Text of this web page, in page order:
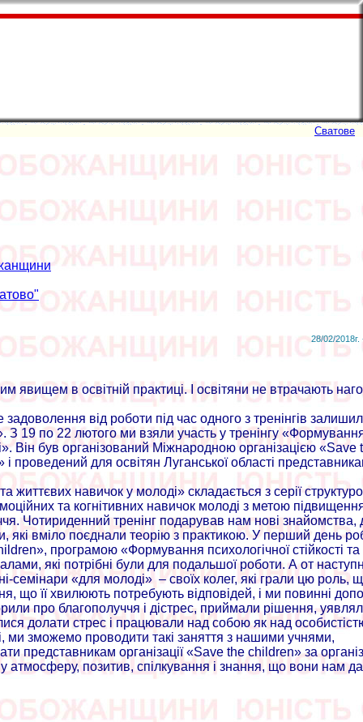
Сватове
28/02/
явищем в освітній практиці. І освітяни не втрачають
від роботи під час одного з тренінгів
З 19 по 22 лютого ми взяли участь у тренінгу
Він був організований Міжнародною організацією «Save
для освітян Луганської області
життєвих навичок у молоді» складається з серії
та когнітивних навичок молоді з метою
Чотириденний тренінг подарував нам нові знайомства,
які вміло поєднали теорію з практикою. У перший день
програмою «Формування психологічної стійкості та
які потрібні були для подальшої роботи. А от
семінари «для молоді» – своїх колег, які грали цю роль,
її хвилюють потребують відповідей, і ми повинні
про благополуччя і дістрес, приймали рішення,
долати стрес і працювали над собою як над
ми зможемо проводити такі заняття з нашими учнями,
представникам організації «Save the children» за
атмосферу, позитив, спілкування і знання, що вони нам